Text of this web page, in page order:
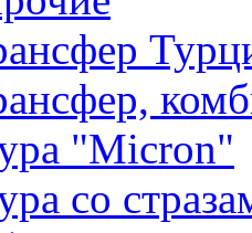
"Micron"
со